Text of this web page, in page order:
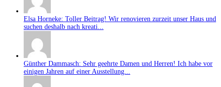
Elsa Horneke: Toller Beitrag! Wir renovieren zurzeit unser Haus und
suchen deshalb nach kreati...
Günther Dammasch: Sehr geehrte Damen und Herren! Ich habe vor
einigen Jahren auf einer Ausstellung...